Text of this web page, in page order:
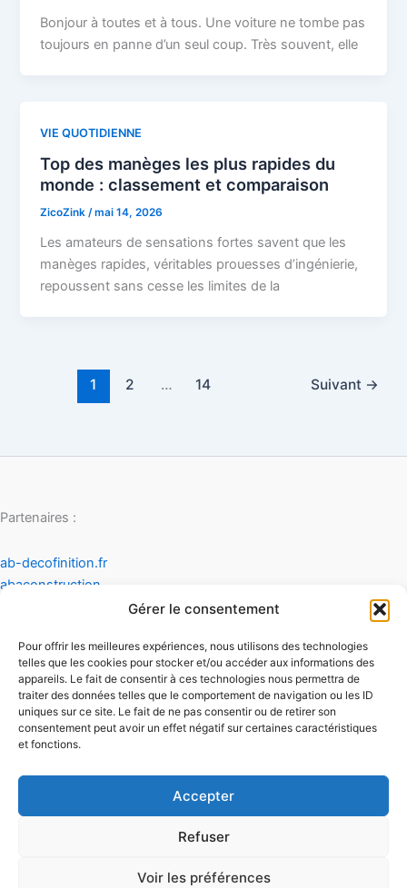
Gérer le consentement
Pour offrir les meilleures expériences, nous utilisons des technologies
telles que les cookies pour stocker et/ou accéder aux informations des
appareils. Le fait de consentir à ces technologies nous permettra de
traiter des données telles que le comportement de navigation ou les ID
uniques sur ce site. Le fait de ne pas consentir ou de retirer son
consentement peut avoir un effet négatif sur certaines caractéristiques
et fonctions.
Accepter
Refuser
Voir les préférences
Bonjour à toutes et à tous. Une voiture ne tombe pas
toujours en panne d’un seul coup. Très souvent, elle
VIE QUOTIDIENNE
Top des manèges les plus rapides du
monde : classement et comparaison
ZicoZink/mai 14, 2026
Les amateurs de sensations fortes savent que les
manèges rapides, véritables prouesses d’ingénierie,
repoussent sans cesse les limites de la
1 2 … 14 Suivant →
Partenaires :
ab-decofinition.fr
abaconstruction
infinideco
Contact
Mentions légales
Conditions générales d'utilisation
Conditions générales de vente